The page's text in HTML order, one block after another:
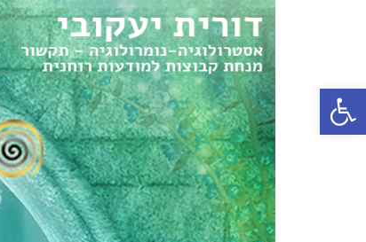
פתח סרגל נגישות